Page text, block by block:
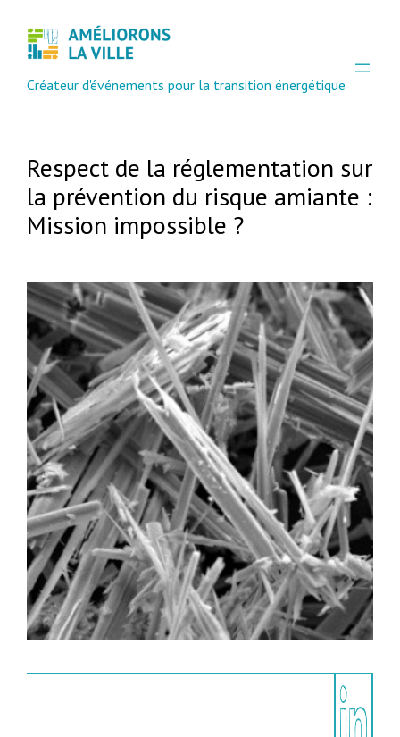
Créateur d'événements pour la transition énergétique
Respect de la réglementation sur
la prévention du risque amiante :
Mission impossible ?